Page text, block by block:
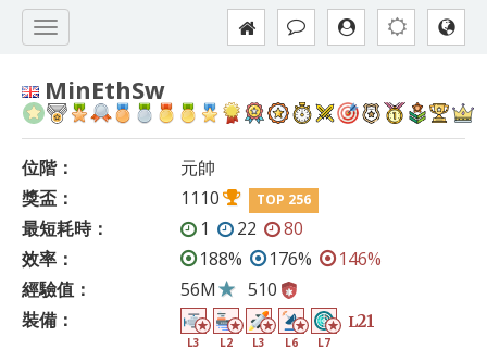
MinEthSw
位階：
元帥
獎盃：
1110 TOP 256
最短耗時： 1 22
80
效率：
188% 176%
146%
經驗值：
56M
510
裝備：
L3 L2 L3 L6 L7
L21